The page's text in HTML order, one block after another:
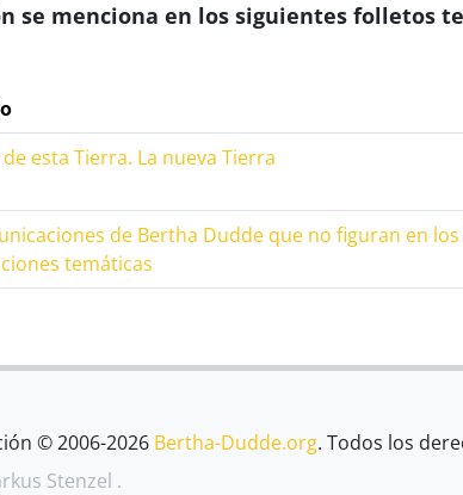
se menciona en los siguientes folletos
de esta Tierra. La nueva Tierra
de Bertha Dudde que no figuran en
temáticas
© 2006-2026 Bertha-Dudde.org. Todos los
Stenzel .